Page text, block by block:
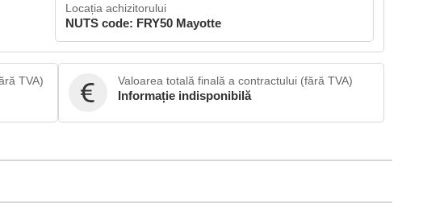
Locația achizitorului
NUTS code: FRY50 Mayotte
TVA) Valoarea totală finală a contractului (fără TVA)
Informație indisponibilă